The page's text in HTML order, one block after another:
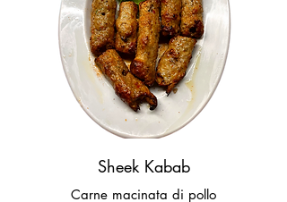
Sheek Kabab
Carne macinata di pollo